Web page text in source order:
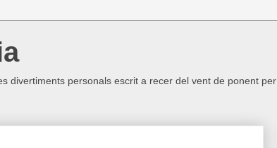
divertiments personals escrit a recer del vent de ponent